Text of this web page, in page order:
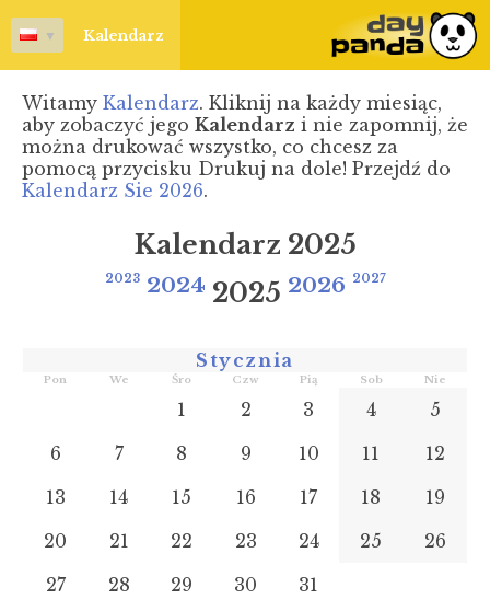
▼ Kalendarz
Witamy Kalendarz. Kliknij na każdy miesiąc,
aby zobaczyć jego Kalendarz i nie zapomnij, że
można drukować wszystko, co chcesz za
pomocą przycisku Drukuj na dole! Przejdź do
Kalendarz Sie 2026.
Kalendarz 2025
2023 2024 2025 2026 2027
Stycznia
Pon We Śro Czw Pią Sob Nie
1 2 3 4
5
6
7 8 9 10 11
12
13
14 15 16 17 18
19
20
21 22 23 24 25
26
27
28 29 30 31